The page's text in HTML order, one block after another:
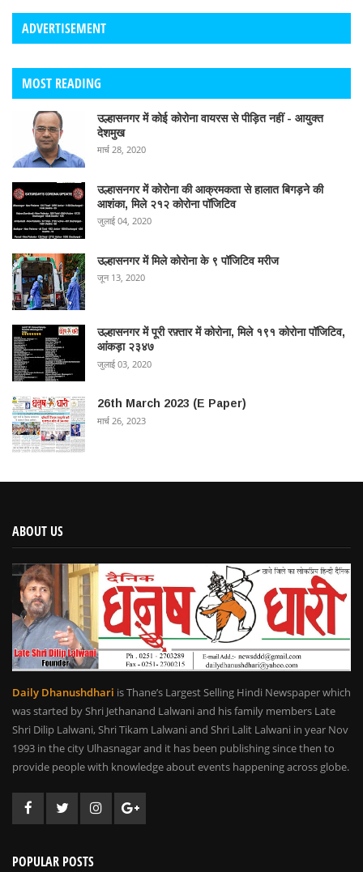
ADVERTISEMENT
MOST READING
उल्हासनगर में कोई कोरोना वायरस से पीड़ित नहीं - आयुक्त
देशमुख
मार्च 28, 2020
उल्हासनगर में कोरोना की आक्रमकता से हालात बिगड़ने की
आशंका, मिले २१२ कोरोना पॉजिटिव
जुलाई 04, 2020
उल्हासनगर में मिले कोरोना के ९ पॉजिटिव मरीज
जून 13, 2020
उल्हासनगर में पूरी रफ़्तार में कोरोना, मिले १९१ कोरोना पॉजिटिव,
आंकड़ा २३४७
जुलाई 03, 2020
26th March 2023 (E Paper)
मार्च 26, 2023
ABOUT US
Daily Dhanushdhari is Thane’s Largest Selling Hindi Newspaper which
was started by Shri Jethanand Lalwani and his family members Late
Shri Dilip Lalwani, Shri Tikam Lalwani and Shri Lalit Lalwani in year Nov
1993 in the city Ulhasnagar and it has been publishing since then to
provide people with knowledge about events happening across globe.
POPULAR POSTS